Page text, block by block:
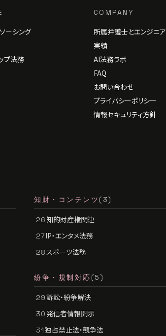
ーシング
プ法務
COMPANY
所属弁護士とエンジニア
実績
AI法務ラボ
FAQ
お問い合わせ
プライバシーポリシー
情報セキュリティ方針
知財・コンテンツ (3)
26 知的財産権関連
27IP・エンタメ法務
28 スポーツ法務
紛争・規制対応 (5)
29訴訟・紛争解決
30 発信者情報開示
31独占禁止法・競争法